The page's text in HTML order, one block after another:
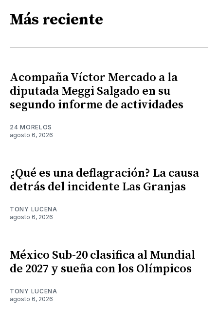
Más reciente
Acompaña Víctor Mercado a la
diputada Meggi Salgado en su
segundo informe de actividades
24 MORELOS
agosto 6, 2026
¿Qué es una deflagración? La causa
detrás del incidente Las Granjas
TONY LUCENA
agosto 6, 2026
México Sub-20 clasifica al Mundial
de 2027 y sueña con los Olímpicos
TONY LUCENA
agosto 6, 2026